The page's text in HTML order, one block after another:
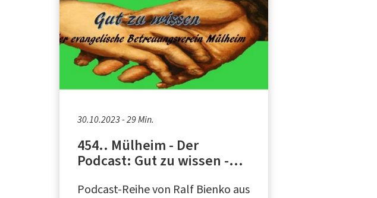
30.10.2023 - 29 Min.
454.. Mülheim - Der
Podcast: Gut zu wissen -
Podcast-Reihe von Ralf Bienko aus